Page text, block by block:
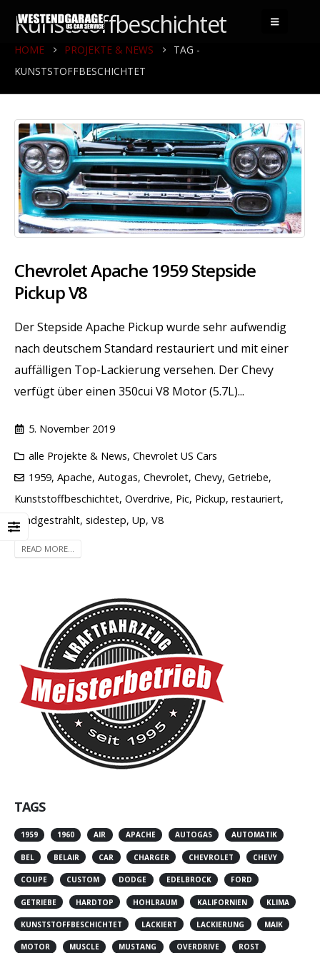
Kunststoffbeschichtet
HOME PROJEKTE & NEWS
TAG -
KUNSTSTOFFBESCHICHTET
Chevrolet Apache 1959 Stepside
Pickup V8
Der Stepside Apache Pickup wurde sehr aufwendig
nach deutschem Standard restauriert und mit einer
auffälligen Top-Lackierung versehen. Der Chevy
verfügt über einen 350cui V8 Motor (5.7L)...
5. November 2019
alle Projekte & News,Chevrolet US Cars
1959,Apache,Autogas,Chevrolet,Chevy,Getriebe,
Kunststoffbeschichtet, Overdrive, Pic, Pickup, restauriert,
sandgestrahlt, sidestep, Up, V8
READ MORE...
TAGS
1959 1960 AIR APACHE AUTOGAS AUTOMATIK
BEL BELAIR CAR CHARGER CHEVROLET CHEVY
COUPE CUSTOM DODGE EDELBROCK FORD
GETRIEBE HARDTOP HOHLRAUM KALIFORNIEN KLIMA
KUNSTSTOFFBESCHICHTET LACKIERT LACKIERUNG MAIK
MOTOR MUSCLE MUSTANG OVERDRIVE ROST